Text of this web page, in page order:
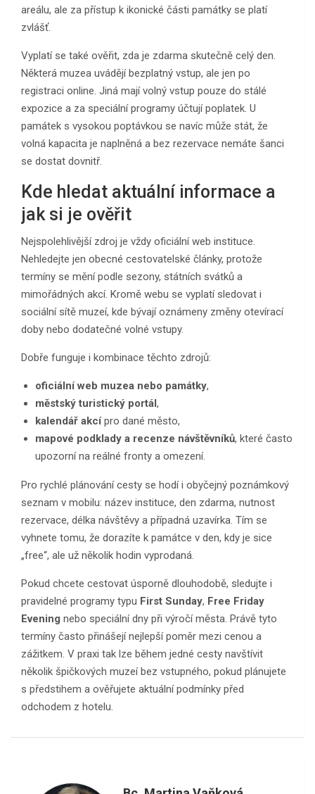
areálu, ale za přístup k ikonické části památky se platí
zvlášť.
Vyplatí se také ověřit, zda je zdarma skutečně celý den.
Některá muzea uvádějí bezplatný vstup, ale jen po
registraci online. Jiná mají volný vstup pouze do stálé
expozice a za speciální programy účtují poplatek. U
památek s vysokou poptávkou se navíc může stát, že
volná kapacita je naplněná a bez rezervace nemáte šanci
se dostat dovnitř.
Kde hledat aktuální informace a
jak si je ověřit
Nejspolehlivější zdroj je vždy oficiální web instituce.
Nehledejte jen obecné cestovatelské články, protože
termíny se mění podle sezony, státních svátků a
mimořádných akcí. Kromě webu se vyplatí sledovat i
sociální sítě muzeí, kde bývají oznámeny změny otevírací
doby nebo dodatečné volné vstupy.
Dobře funguje i kombinace těchto zdrojů:
oficiální web muzea nebo památky,
městský turistický portál,
kalendář akcípro dané město,
mapové podklady a recenze návštěvníků, které často
upozorní na reálné fronty a omezení.
Pro rychlé plánování cesty se hodí i obyčejný poznámkový
seznam v mobilu: název instituce, den zdarma, nutnost
rezervace, délka návštěvy a případná uzavírka. Tím se
vyhnete tomu, že dorazíte k památce v den, kdy je sice
„free“, ale už několik hodin vyprodaná.
Pokud chcete cestovat úsporně dlouhodobě, sledujte i
pravidelné programy typu First Sunday, Free Friday
Evening nebo speciální dny při výročí města. Právě tyto
termíny často přinášejí nejlepší poměr mezi cenou a
zážitkem. V praxi tak lze během jedné cesty navštívit
několik špičkových muzeí bez vstupného, pokud plánujete
s předstihem a ověřujete aktuální podmínky před
odchodem z hotelu.